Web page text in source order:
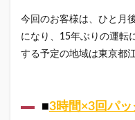
るた
めに
1.1
ック
今回のお客様は、ひと月
になり、15年ぶりの運転
する予定の地域は東京都
■3時間×3回パッ